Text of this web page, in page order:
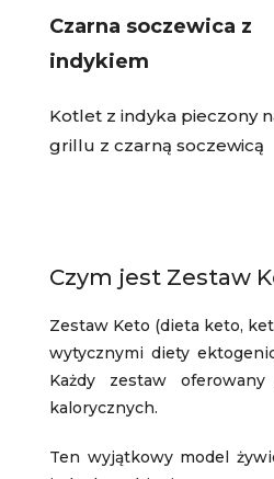
Czarna soczewica z
indykiem
Kotlet z indyka pieczony
grillu z czarną soczewicą
Czym jest Zestaw
Zestaw Keto (dieta keto,
wytycznymi diety
Każdy zestaw
kalorycznych.
Ten wyjątkowy model